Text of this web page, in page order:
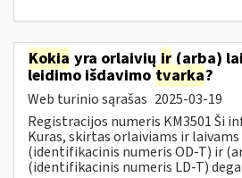
Kokia yra orlaivių ir (arba)
leidimo išdavimo tvarka?
Web turinio sąrašas 2025-03-19
Registracijos numeris KM3501 Ši
Kuras, skirtas orlaiviams ir
(identifikacinis numeris OD-T) ir
(identifikacinis numeris LD-T)